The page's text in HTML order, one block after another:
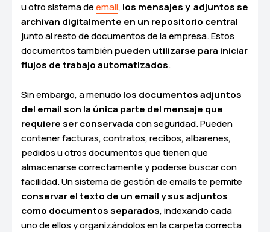
u otro sistema deemail, los mensajes y adjuntos se
archivan digitalmente en un repositorio central
junto al resto de documentos de la empresa. Estos
documentos tambiénpueden utilizarse para iniciar
flujos de trabajo automatizados.
Sin embargo, a menudo los documentos adjuntos
del email son la única parte del mensaje que
requiere ser conservadacon seguridad. Pueden
contener facturas, contratos, recibos, albarenes,
pedidos u otros documentos que tienen que
almacenarse correctamente y poderse buscar con
facilidad. Un sistema de gestión de emails te permite
conservar el texto de un email y sus adjuntos
como documentos separados, indexando cada
uno de ellos y organizándolos en la carpeta correcta